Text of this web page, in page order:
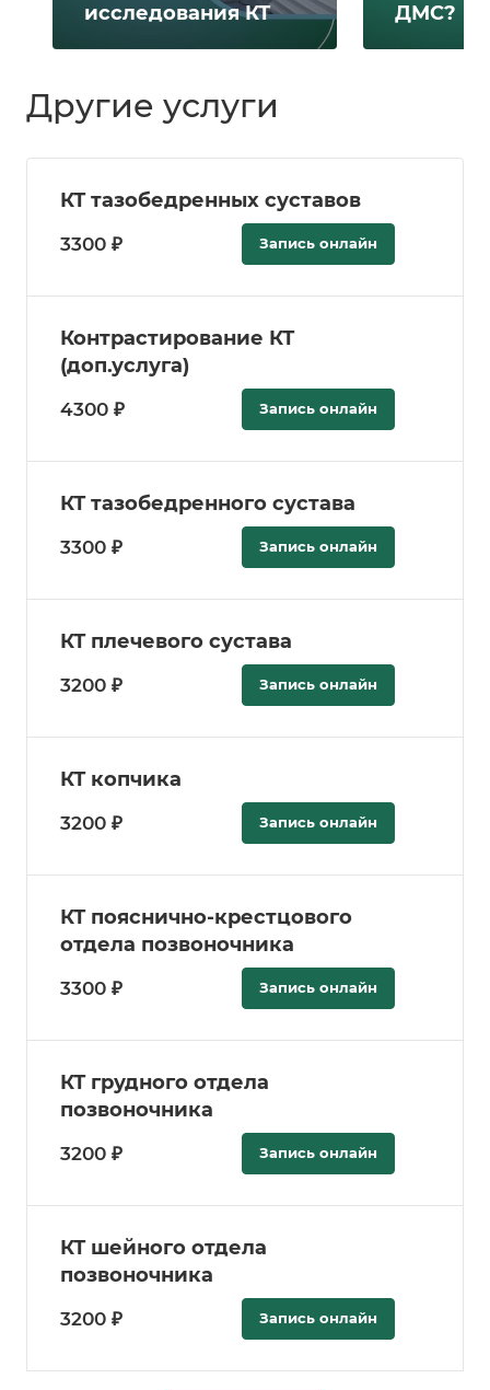
исследования КТ
ДМС?
Другие услуги
КТ тазобедренных суставов
3300 ₽ Запись онлайн
Контрастирование КТ
(доп.услуга)
4300 ₽ Запись онлайн
КТ тазобедренного сустава
3300 ₽ Запись онлайн
КТ плечевого сустава
3200 ₽ Запись онлайн
КТ копчика
3200 ₽ Запись онлайн
КТ пояснично-крестцового
отдела позвоночника
3300 ₽ Запись онлайн
КТ грудного отдела
позвоночника
3200 ₽ Запись онлайн
КТ шейного отдела
позвоночника
3200 ₽ Запись онлайн